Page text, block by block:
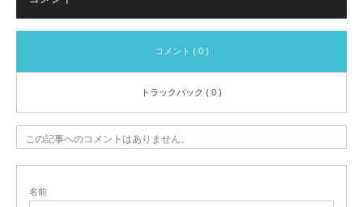
コメント ( 0 )
トラックバック ( 0 )
この記事へのコメントはありません。
名前